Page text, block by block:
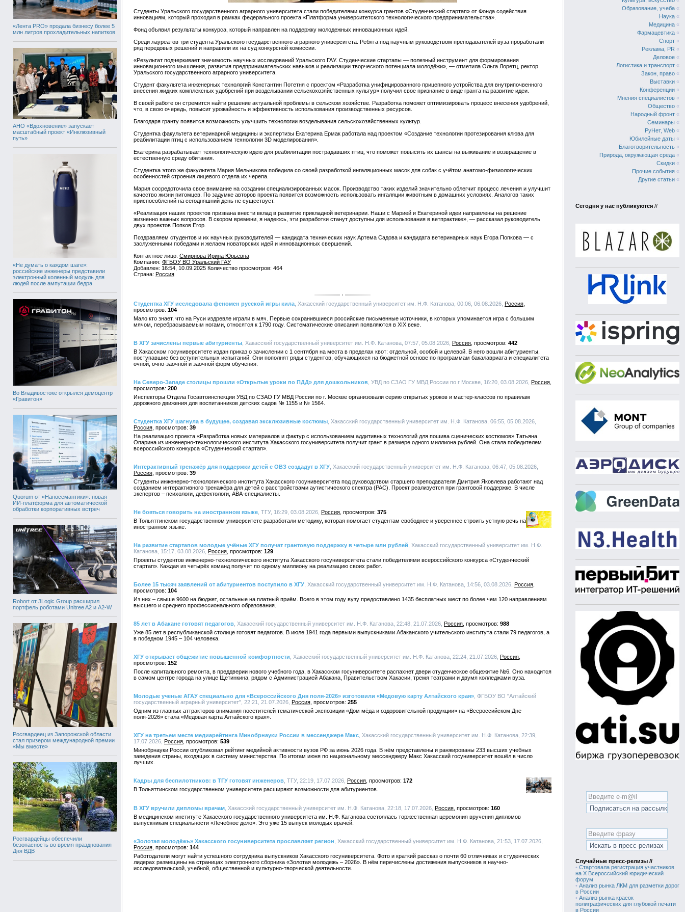
«Лента PRO» продала бизнесу более 5
млн литров прохладительных напитков
АНО «Вдохновение» запускает
масштабный проект «Инклюзивный
путь»
«Не думать о каждом шаге»:
российские инженеры представили
электронный коленный модуль для
людей после ампутации бедра
Во Владивостоке открылся демоцентр
«Гравитон»
Quorum от «Наносемантики»: новая
ИИ-платформа для автоматической
обработки корпоративных встреч
Robort от 3Logic Group расширил
портфель роботами Unitree A2 и A2-W
Росгвардеец из Запорожской области
стал призером международной премии
«Мы вместе»
Росгвардейцы обеспечили
безопасность во время празднования
Дня ВДВ
Студенты Уральского государственного аграрного университета стали победителями конкурса грантов «Студенческий стартап» от Фонда содействия
инновациям, который проходил в рамках федерального проекта «Платформа университетского технологического предпринимательства».
Фонд объявил результаты конкурса, который направлен на поддержку молодежных инновационных идей.
Среди лауреатов три студента Уральского государственного аграрного университета. Ребята под научным руководством преподавателей вуза проработали
ряд передовых решений и направили их на суд конкурсной комиссии.
«Результат подчеркивает значимость научных исследований Уральского ГАУ. Студенческие стартапы — полезный инструмент для формирования
инновационного мышления, развития предпринимательских навыков и реализации творческого потенциала молодёжи», — отметила Ольга Лоретц, ректор
Уральского государственного аграрного университета.
Студент факультета инженерных технологий Константин Потетня с проектом «Разработка унифицированного прицепного устройства для внутрипочвенного
внесения жидких комплексных удобрений при возделывании сельскохозяйственных культур» получил свое признание в виде гранта на развитие идеи.
В своей работе он стремится найти решение актуальной проблемы в сельском хозяйстве. Разработка поможет оптимизировать процесс внесения удобрений,
что, в свою очередь, повысит урожайность и эффективность использования производственных ресурсов.
Благодаря гранту появится возможность улучшить технологии возделывания сельскохозяйственных культур.
Студентка факультета ветеринарной медицины и экспертизы Екатерина Ермак работала над проектом «Создание технологии протезирования клюва для
реабилитации птиц с использованием технологии 3D моделирования».
Екатерина разрабатывает технологическую идею для реабилитации пострадавших птиц, что поможет повысить их шансы на выживание и возвращение в
естественную среду обитания.
Студентка этого же факультета Мария Мельникова победила со своей разработкой ингаляционных масок для собак с учётом анатомо-физиологических
особенностей строения лицевого отдела их черепа.
Мария сосредоточила свое внимание на создании специализированных масок. Производство таких изделий значительно облегчит процесс лечения и улучшит
качество жизни питомцев. По задумке авторов проекта появится возможность использовать ингаляции животным в домашних условиях. Аналогов таких
приспособлений на сегодняшний день не существует.
«Реализация наших проектов призвана внести вклад в развитие прикладной ветеринарии. Наши с Марией и Екатериной идеи направлены на решение
жизненно важных вопросов. В скором времени, я надеюсь, эти разработки станут доступны для использования в ветпрактике», — рассказал руководитель
двух проектов Попков Егор.
Поздравляем студентов и их научных руководителей — кандидата технических наук Артема Садова и кандидата ветеринарных наук Егора Попкова — с
заслуженными победами и желаем новаторских идей и инновационных свершений.
Контактное лицо: Смирнова Ирина Юрьевна
Компания: ФГБОУ ВО Уральский ГАУ
Добавлен: 16:54, 10.09.2025 Количество просмотров: 464
Страна: Россия
Студентка ХГУ исследовала феномен русской игры кила , Хакасский государственный университет им. Н.Ф. Катанова, 00:06, 06.08.2026, Россия
104
Мало кто знает, что на Руси издревле играли в мяч. Первые сохранившиеся российские письменные источники, в которых упоминается игра с большим
мячом, перебрасываемым ногами, относятся к 1790 году. Систематические описания появляются в XIX веке.
В ХГУ зачислены первые абитуриенты , Хакасский государственный университет им. Н.Ф. Катанова, 07:57, 05.08.2026, Россия
442
В Хакасском госуниверситете издан приказ о зачислении с 1 сентября на места в пределах квот: отдельной, особой и целевой. В него вошли абитуриенты,
поступавшие без вступительных испытаний. Они пополнят ряды студентов, обучающихся на бюджетной основе по программам бакалавриата и специалитета
очной, очно-заочной и заочной форм обучения.
На Северо-Западе столицы прошли «Открытые уроки по ПДД» для дошкольников , УВД по СЗАО ГУ МВД России по г Москве, 16:20, 03.08.2026, Россия
200
Инспекторы Отдела Госавтоинспекции УВД по СЗАО ГУ МВД России по г. Москве организовали серию открытых уроков и мастер-классов по правилам
дорожного движения для воспитанников детских садов № 1155 и № 1564.
Студентка ХГУ шагнула в будущее, создавая эксклюзивные костюмы , Хакасский государственный университет им. Н.Ф. Катанова, 06:55, 05.08.2026,
Россия
39
На реализацию проекта «Разработка новых материалов и фактур с использованием аддитивных технологий для пошива сценических костюмов» Татьяна
Опарина из инженерно-технологического института Хакасского госуниверситета получит грант в размере одного миллиона рублей. Она стала победителем
всероссийского конкурса «Студенческий стартап».
Интерактивный тренажёр для поддержки детей с ОВЗ создадут в ХГУ , Хакасский государственный университет им. Н.Ф. Катанова, 06:47, 05.08.2026,
Россия
39
Студенты инженерно-технологического института Хакасского госуниверситета под руководством старшего преподавателя Дмитрия Яковлева работают над
созданием интерактивного тренажёра для детей с расстройствами аутистического спектра (РАС). Проект реализуется при грантовой поддержке. В числе
экспертов – психологи, дефектологи, АВА-специалисты.
Не бояться говорить на иностранном языке , ТГУ, 16:29, 03.08.2026, Россия
375
В Тольяттинском государственном университете разработали методику, которая помогает студентам свободнее и увереннее строить устную речь на
иностранном языке.
На развитие стартапов молодые учёные ХГУ получат грантовую поддержку в четыре млн рублей , Хакасский государственный университет им. Н.Ф.
Катанова, 15:17, 03.08.2026, Россия
129
Проекты студентов инженерно-технологического института Хакасского госуниверситета стали победителями всероссийского конкурса «Студенческий
стартап». Каждая из четырёх команд получит по одному миллиону на реализацию своих работ.
Более 15 тысяч заявлений от абитуриентов поступило в ХГУ , Хакасский государственный университет им. Н.Ф. Катанова, 14:56, 03.08.2026, Россия
104
Из них – свыше 9600 на бюджет, остальные на платный приём. Всего в этом году вузу предоставлено 1435 бесплатных мест по более чем 120 направлениям
высшего и среднего профессионального образования.
85 лет в Абакане готовят педагогов , Хакасский государственный университет им. Н.Ф. Катанова, 22:48, 21.07.2026, Россия
988
Уже 85 лет в республиканской столице готовят педагогов. В июле 1941 года первыми выпускниками Абаканского учительского института стали 79 педагогов, а
в победном 1945 – 104 человека.
ХГУ открывает общежитие повышенной комфортности , Хакасский государственный университет им. Н.Ф. Катанова, 22:24, 21.07.2026, Россия
152
После капитального ремонта, в преддверии нового учебного года, в Хакасском госуниверситете распахнет двери студенческое общежитие №6. Оно находится
в самом центре города на улице Щетинкина, рядом с Администрацией Абакана, Правительством Хакасии, тремя театрами и двумя колледжами вуза.
Молодые ученые АГАУ специально для «Всероссийского Дня поля-2026» изготовили «Медовую карту Алтайского края» , ФГБОУ ВО "Алтайский
государственный аграрный университет", 22:21, 21.07.2026, Россия
255
Одним из главных аттракторов внимания посетителей тематической экспозиции «Дом мёда и оздоровительной продукции» на «Всероссийском Дне
поля-2026» стала «Медовая карта Алтайского края».
ХГУ на третьем месте медиарейтинга Минобрнауки России в мессенджере Макс , Хакасский государственный университет им. Н.Ф. Катанова, 22:39,
17.07.2026, Россия
539
Минобрнауки России опубликовал рейтинг медийной активности вузов РФ за июнь 2026 года. В нём представлены и ранжированы 233 высших учебных
заведения страны, входящих в систему министерства. По итогам июня по национальному мессенджеру Макс Хакасский госуниверситет вошёл в число
лучших.
Кадры для беспилотников: в ТГУ готовят инженеров , ТГУ, 22:19, 17.07.2026, Россия
172
В Тольяттинском государственном университете расширяют возможности для абитуриентов.
В ХГУ вручили дипломы врачам , Хакасский государственный университет им. Н.Ф. Катанова, 22:18, 17.07.2026, Россия
160
В медицинском институте Хакасского государственного университета им. Н.Ф. Катанова состоялась торжественная церемония вручения дипломов
выпускникам специальности «Лечебное дело». Это уже 15 выпуск молодых врачей.
«Золотая молодёжь» Хакасского госуниверситета прославляет регион , Хакасский государственный университет им. Н.Ф. Катанова, 21:53, 17.07.2026,
Россия
144
Работодатели могут найти успешного сотрудника выпускников Хакасского госуниверситета. Фото и краткий рассказ о почти 60 отличниках и студенческих
лидерах размещены на страницах электронного сборника «Золотая молодежь – 2026». В нём перечислены достижения выпускников в научно-
исследовательской, учебной, общественной и культурно-творческой деятельности.
Образование, учеба «
Наука «
Медицина «
Фармацевтика «
Спорт «
Реклама, PR «
Деловое «
Логистика и транспорт «
Закон, право «
Выставки «
Конференции «
Мнения специалистов «
Общество «
Народный фронт «
Семинары «
РуНет, Web «
Юбилейные даты «
Благотворительность «
Природа, окружающая среда «
Скидки «
Прочие события «
Другие статьи «
Сегодня у нас публикуются //
Случайные пресс-релизы //
• Стартовала регистрация участников
на X Всероссийский юридический
форум
• Анализ рынка ЛКМ для разметки дорог
в России
• Анализ рынка красок
полиграфических для глубокой печати
в России